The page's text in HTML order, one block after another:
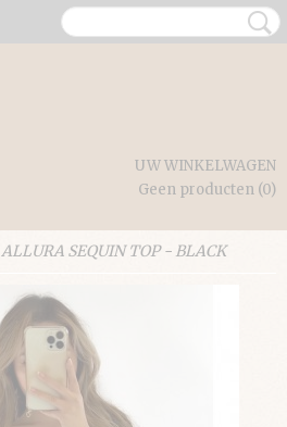
UW WINKELWAGEN
Geen producten (0)
ALLURA SEQUIN TOP - BLACK